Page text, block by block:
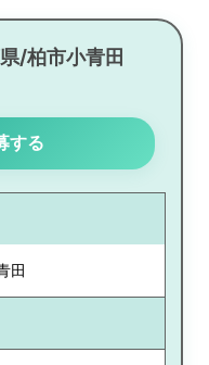
/柏市小青田
する
田